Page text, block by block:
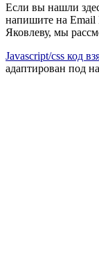
Если вы нашли
напишите на
Яковлеву, мы
Javascript/css код
адаптирован под